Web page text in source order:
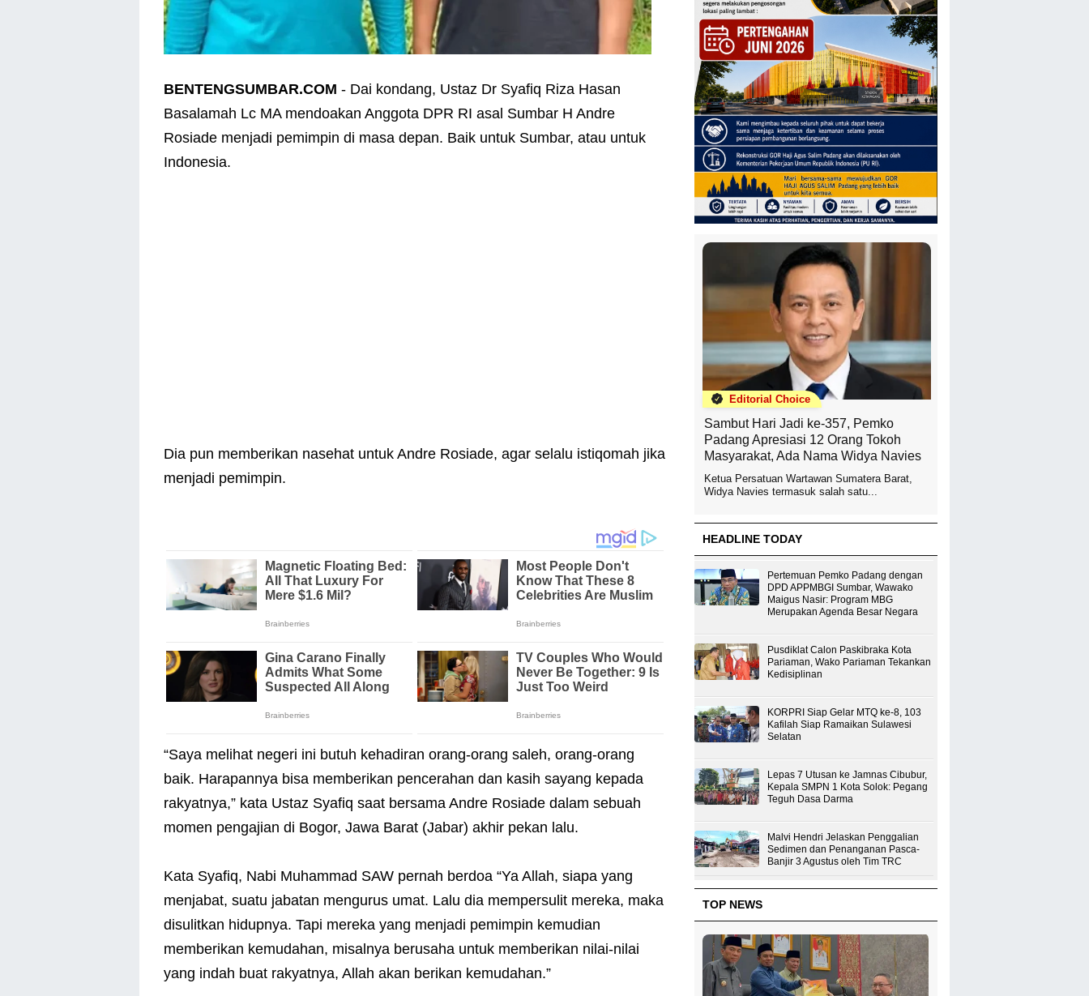
BENTENGSUMBAR.COM - Dai kondang, Ustaz Dr Syafiq Riza Hasan
Basalamah Lc MA mendoakan Anggota DPR RI asal Sumbar H Andre
Rosiade menjadi pemimpin di masa depan. Baik untuk Sumbar, atau untuk
Indonesia.
Dia pun memberikan nasehat untuk Andre Rosiade, agar selalu istiqomah jika
menjadi pemimpin.
“Saya melihat negeri ini butuh kehadiran orang-orang saleh, orang-orang
baik. Harapannya bisa memberikan pencerahan dan kasih sayang kepada
rakyatnya,” kata Ustaz Syafiq saat bersama Andre Rosiade dalam sebuah
momen pengajian di Bogor, Jawa Barat (Jabar) akhir pekan lalu.
Kata Syafiq, Nabi Muhammad SAW pernah berdoa “Ya Allah, siapa yang
menjabat, suatu jabatan mengurus umat. Lalu dia mempersulit mereka, maka
disulitkan hidupnya. Tapi mereka yang menjadi pemimpin kemudian
memberikan kemudahan, misalnya berusaha untuk memberikan nilai-nilai
yang indah buat rakyatnya, Allah akan berikan kemudahan.”
Editorial Choice
Sambut Hari Jadi ke-357, Pemko
Padang Apresiasi 12 Orang Tokoh
Masyarakat, Ada Nama Widya Navies
Ketua Persatuan Wartawan Sumatera Barat,
Widya Navies termasuk salah satu...
HEADLINE TODAY
Pertemuan Pemko Padang dengan
DPD APPMBGI Sumbar, Wawako
Maigus Nasir: Program MBG
Merupakan Agenda Besar Negara
Pusdiklat Calon Paskibraka Kota
Pariaman, Wako Pariaman Tekankan
Kedisiplinan
KORPRI Siap Gelar MTQ ke-8, 103
Kafilah Siap Ramaikan Sulawesi
Selatan
Lepas 7 Utusan ke Jamnas Cibubur,
Kepala SMPN 1 Kota Solok: Pegang
Teguh Dasa Darma
Malvi Hendri Jelaskan Penggalian
Sedimen dan Penanganan Pasca-
Banjir 3 Agustus oleh Tim TRC
TOP NEWS